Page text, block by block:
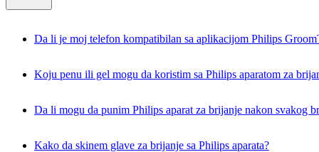
Da li je moj telefon kompatibilan sa aplikacijom Philips
Koju penu ili gel mogu da koristim sa Philips aparatom za
Da li mogu da punim Philips aparat za brijanje nakon svakog
Kako da skinem glave za brijanje sa Philips aparata?